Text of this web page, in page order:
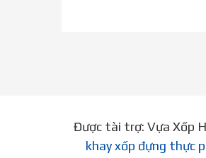
Được tài trợ: Vựa Xốp
khay xốp đựng thực